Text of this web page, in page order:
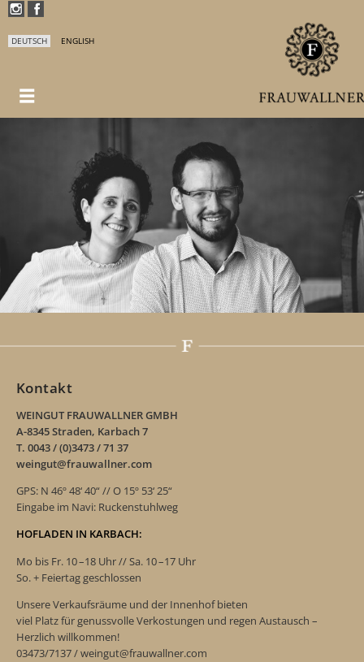
DEUTSCH ENGLISH
Kontakt
WEINGUT FRAUWALLNER GMBH
A-8345 Straden, Karbach 7
T. 0043 / (0)3473 / 71 37
weingut@frauwallner.com
GPS: N 46º 48‘ 40“ // O 15º 53‘ 25“
Eingabe im Navi: Ruckenstuhlweg
HOFLADEN IN KARBACH:
Mo bis Fr. 10 –18 Uhr // Sa. 10 –17 Uhr
So. + Feiertag geschlossen
Unsere Verkaufsräume und der Innenhof bieten
viel Platz für genussvolle Verkostungen und regen Austausch –
Herzlich willkommen!
03473/7137 / weingut@frauwallner.com